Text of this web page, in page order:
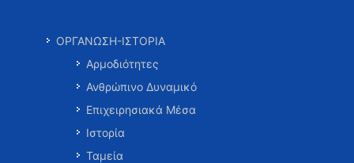
ΟΡΓΑΝΩΣΗ-ΙΣΤΟΡΙΑ
Αρμοδιότητες
Ανθρώπινο Δυναμικό
Επιχειρησιακά Μέσα
Ιστορία
Ταμεία